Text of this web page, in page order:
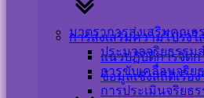
มาตราการส่งเสริมคุณธ
ประมวลจริยธรรม
การขับเคลื่อนจริย
การประเมินจริยธ
การส่งเสริมความโปร่งใ
แนวปฏิบัติการจัดก
ข้อมูลเชิงสถิติเรื่อ
นโยบายการรักษาความมั่นคงปลอด
©สงวนลิขสิทธิ์ เทศบาลตำบลปากพ